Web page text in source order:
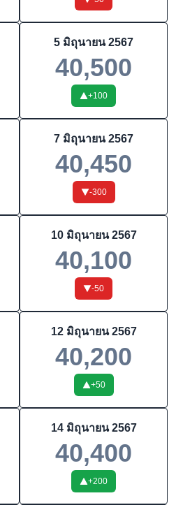
5 มิถุนายน 2567
40,500
+100
7 มิถุนายน 2567
40,450
-300
10 มิถุนายน 2567
40,100
-50
12 มิถุนายน 2567
40,200
+50
14 มิถุนายน 2567
40,400
+200